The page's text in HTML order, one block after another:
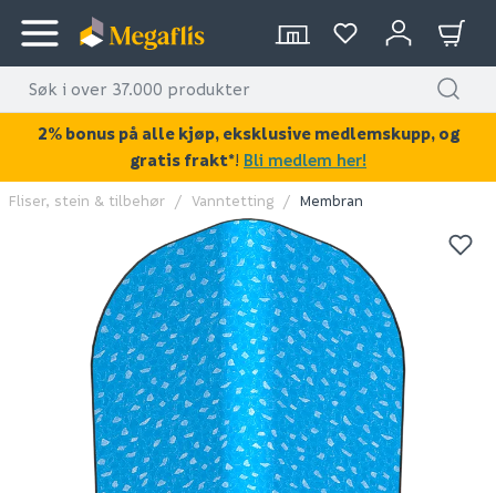
KAN DISSE VÆRE AV INTERESSE?
Fliser, stein & tilbehør Vanntetting Membran
2% bonus på alle kjøp, eksklusive medlemskupp, og
gratis frakt*! Bli medlem her!